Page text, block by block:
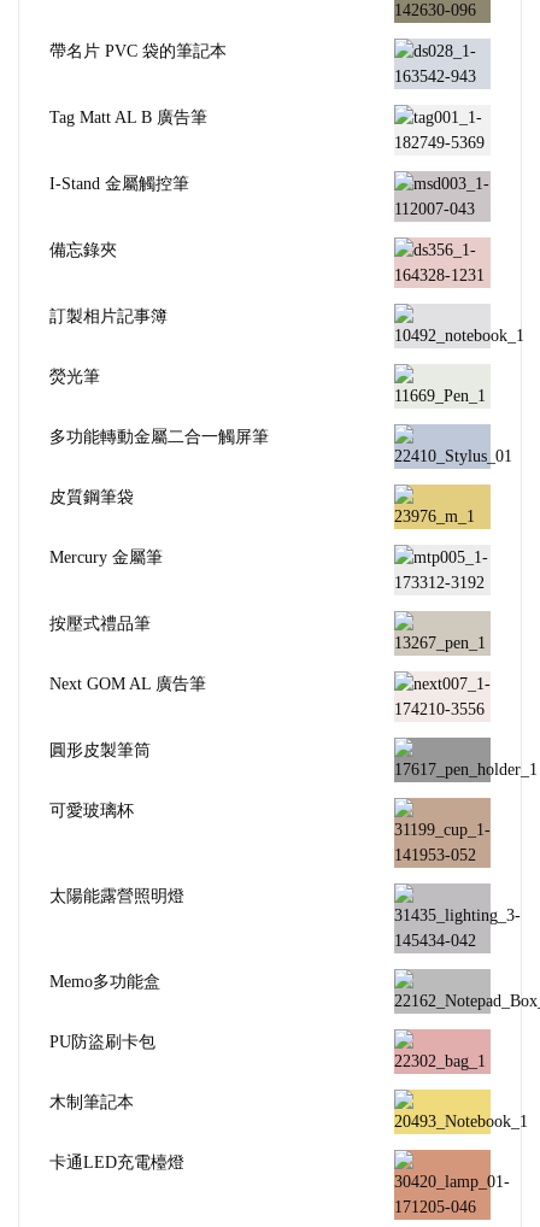
帶名片 PVC 袋的筆記本
Tag Matt AL B 廣告筆
I-Stand 金屬觸控筆
備忘錄夾
訂製相片記事簿
熒光筆
多功能轉動金屬二合一觸屏筆
皮質鋼筆袋
Mercury 金屬筆
按壓式禮品筆
Next GOM AL 廣告筆
圓形皮製筆筒
可愛玻璃杯
太陽能露營照明燈
Memo多功能盒
PU防盜刷卡包
木制筆記本
卡通LED充電檯燈